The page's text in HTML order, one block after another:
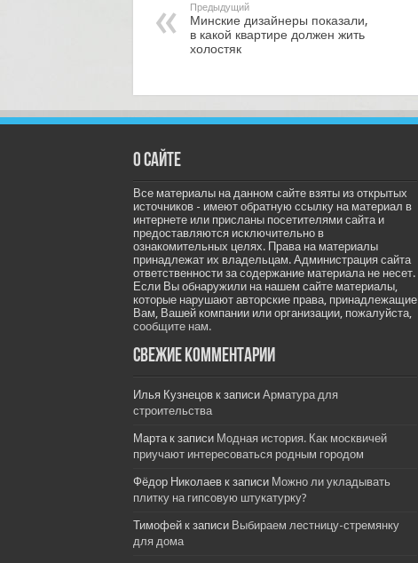
Предыдущий
Минские дизайнеры показали,
в какой квартире должен жить
холостяк
О сайте
Все материалы на данном сайте взяты из открытых
источников - имеют обратную ссылку на материал в
интернете или присланы посетителями сайта и
предоставляются исключительно в
ознакомительных целях. Права на материалы
принадлежат их владельцам. Администрация сайта
ответственности за содержание материала не несет.
Если Вы обнаружили на нашем сайте материалы,
которые нарушают авторские права, принадлежащие
Вам, Вашей компании или организации, пожалуйста,
сообщите нам.
Свежие комментарии
Илья Кузнецовк записи Арматура для
строительства
Мартак записи Модная история. Как москвичей
приучают интересоваться родным городом
Фёдор Николаевк записи Можно ли укладывать
плитку на гипсовую штукатурку?
Тимофейк записи Выбираем лестницу-стремянку
для дома